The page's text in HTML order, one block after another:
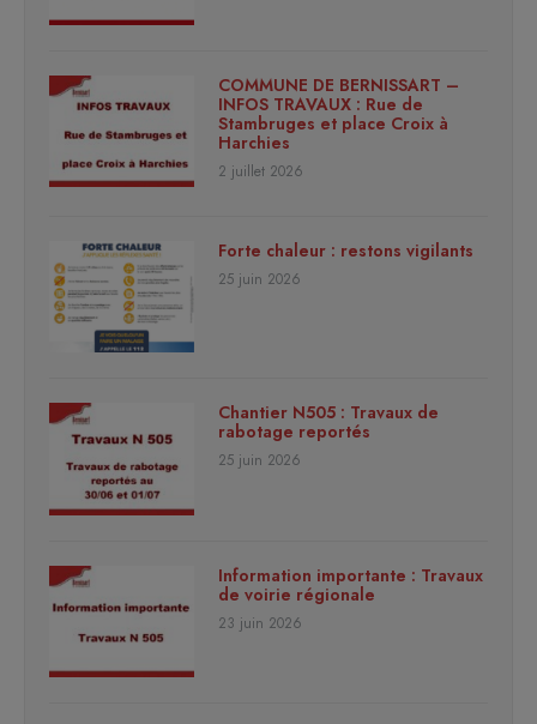
COMMUNE DE BERNISSART –
INFOS TRAVAUX : Rue de
Stambruges et place Croix à
Harchies
2 juillet 2026
Forte chaleur : restons vigilants
25 juin 2026
Chantier N505 : Travaux de
rabotage reportés
25 juin 2026
Information importante : Travaux
de voirie régionale
23 juin 2026